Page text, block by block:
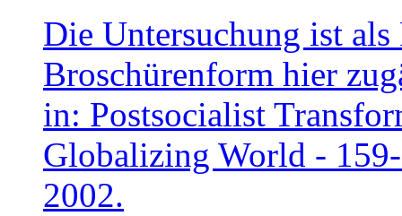
Die Untersuchung ist
Broschürenform hier
in: Postsocialist
Globalizing World -
2002.